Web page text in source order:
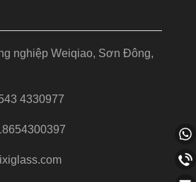
nghiệp Weiqiao, Sơn Đông,
4330977